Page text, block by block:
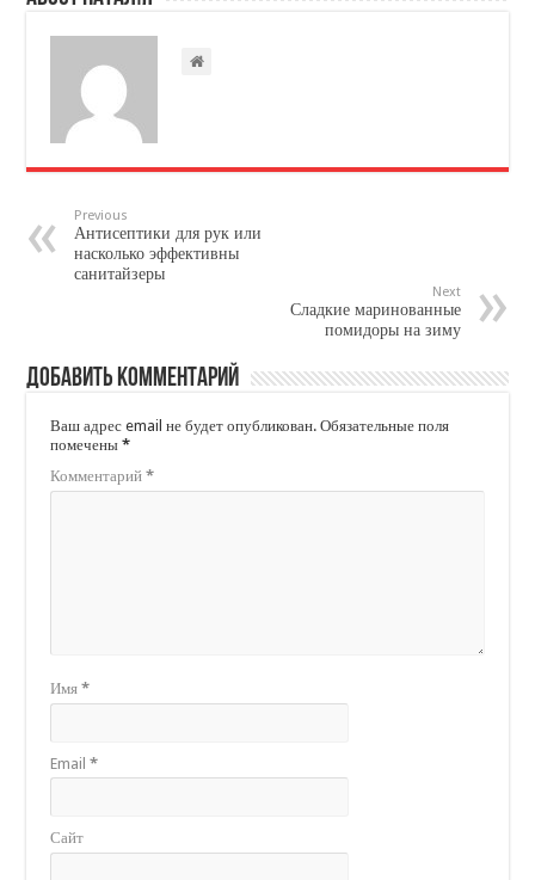
Previous
Антисептики для рук или
насколько эффективны
санитайзеры
Next
Сладкие маринованные
помидоры на зиму
Добавить комментарий
Ваш адрес email не будет опубликован. Обязательные поля
помечены*
Комментарий*
Имя*
Email*
Сайт